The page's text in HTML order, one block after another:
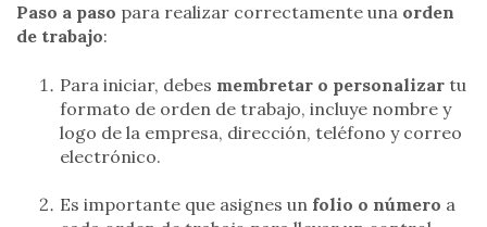
Paso a paso para realizar correctamente una orden
de trabajo:
Para iniciar, debes membretar o personalizar tu
formato de orden de trabajo, incluye nombre y
logo de la empresa, dirección, teléfono y correo
electrónico.
Es importante que asignes un folio o número a